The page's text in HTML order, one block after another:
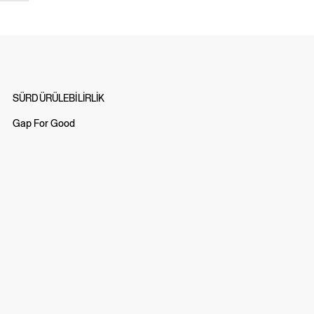
SÜRDÜRÜLEBİLİRLİK
Gap For Good